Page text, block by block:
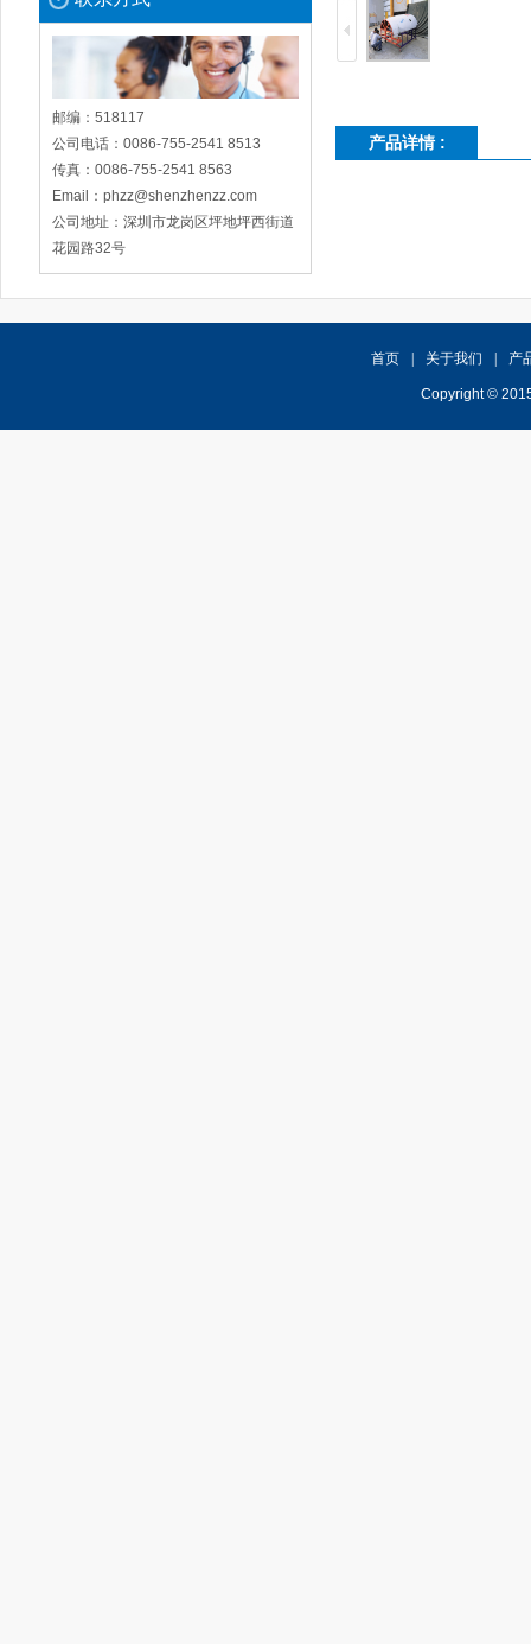
邮编：518117
公司电话：0086-755-2541 8513
传真：0086-755-2541 8563
Email：phzz@shenzhenzz.com
公司地址：深圳市龙岗区坪地坪西街道
花园路32号
产品详情 :
首页 | 关于我们 | 产
Copyright ©